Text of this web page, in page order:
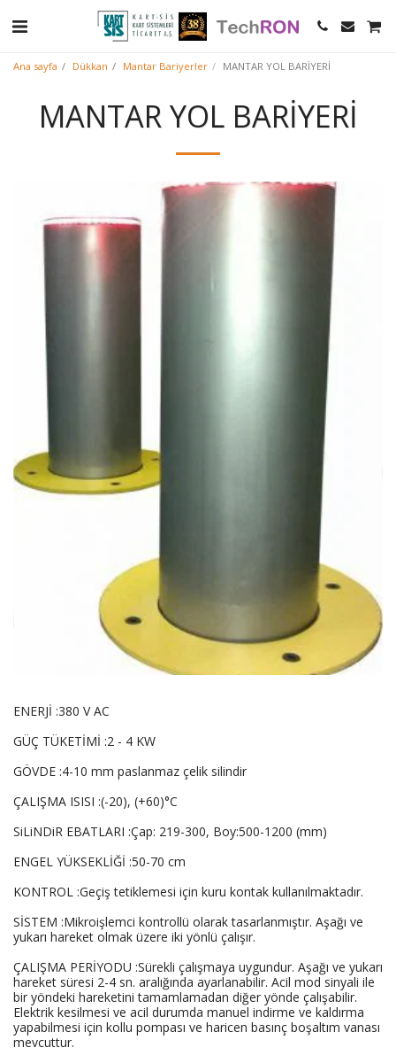
Ana sayfa Dükkan Mantar Bariyerler MANTAR YOL BARİYERİ
MANTAR YOL BARİYERİ
ENERJİ :380 V AC
GÜÇ TÜKETİMİ :2 - 4 KW
GÖVDE :4-10 mm paslanmaz çelik silindir
ÇALIŞMA ISISI :(-20), (+60)°C
SiLiNDiR EBATLARI :Çap: 219-300, Boy:500-1200 (mm)
ENGEL YÜKSEKLİĞİ :50-70 cm
KONTROL :Geçiş tetiklemesi için kuru kontak kullanılmaktadır.
SİSTEM :Mikroişlemci kontrollü olarak tasarlanmıştır. Aşağı ve
yukarı hareket olmak üzere iki yönlü çalışır.
ÇALIŞMA PERİYODU :Sürekli çalışmaya uygundur. Aşağı ve yukarı
hareket süresi 2-4 sn. aralığında ayarlanabilir. Acil mod sinyali ile
bir yöndeki hareketini tamamlamadan diğer yönde çalışabilir.
Elektrik kesilmesi ve acil durumda manuel indirme ve kaldırma
yapabilmesi için kollu pompası ve haricen basınç boşaltım vanası
mevcuttur.